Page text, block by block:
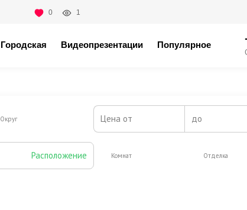
0 1
Городская Видеопрезентации Популярное
Округ Цена от до
Расположение Комнат Отделка